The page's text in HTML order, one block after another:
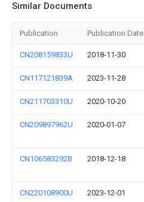
Similar Documents
Publication Publication Date
CN208159833U 2018-11-30
CN117121839A 2023-11-28
CN211703310U 2020-10-20
CN209897962U 2020-01-07
CN106583292B 2018-12-18
CN220108900U 2023-12-01